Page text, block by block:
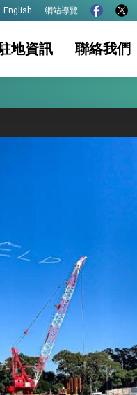
English 網站導覽
簽證
助
初設戶籍登記(主管
地資訊
簽證及入境須知
機
行事曆
聯絡我們